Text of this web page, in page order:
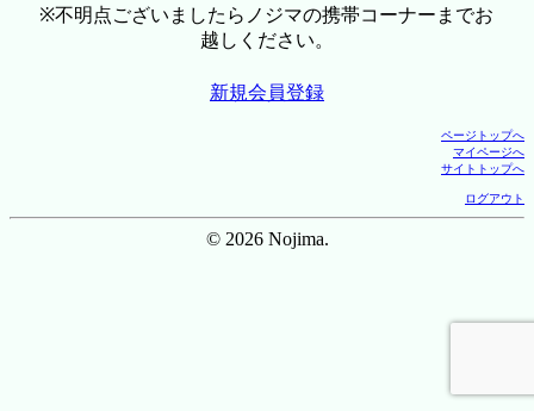
※不明点ございましたらノジマの携帯コーナーまでお
越しください。
新規会員登録
ページトップへ
マイページへ
サイトトップへ
ログアウト
© 2026 Nojima.